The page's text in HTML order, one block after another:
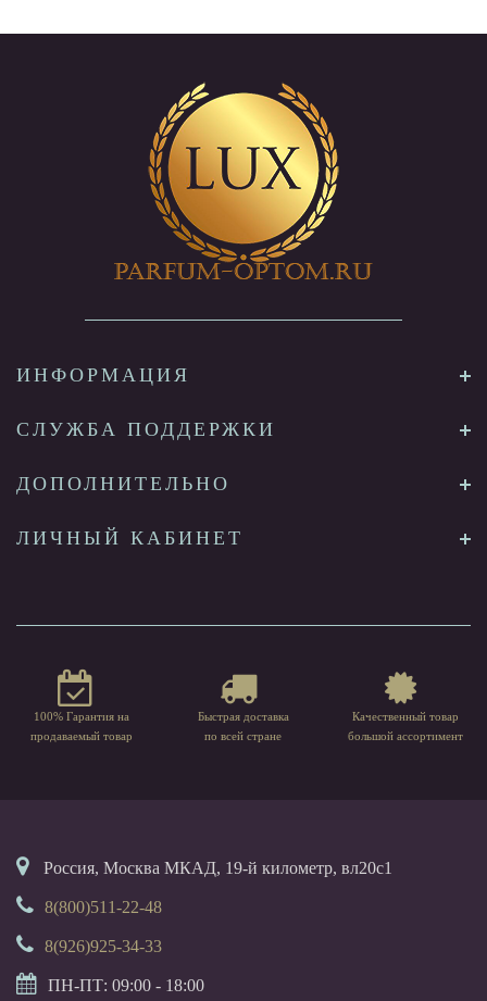
ИНФОРМАЦИЯ
СЛУЖБА ПОДДЕРЖКИ
ДОПОЛНИТЕЛЬНО
ЛИЧНЫЙ КАБИНЕТ
100% Гарантия на
продаваемый товар
Быстрая доставка
по всей стране
Качественный товар
большой ассортимент
Россия, Москва МКАД, 19-й километр, вл20с1
8(800)511-22-48
8(926)925-34-33
ПН-ПТ: 09:00 - 18:00